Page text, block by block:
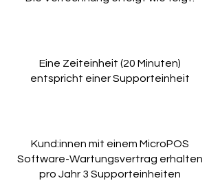
Eine Zeiteinheit (20 Minuten)
entspricht einer Supporteinheit
Kund:innen mit einem MicroPOS
Software-Wartungsvertrag erhalten
pro Jahr 3 Supporteinheiten